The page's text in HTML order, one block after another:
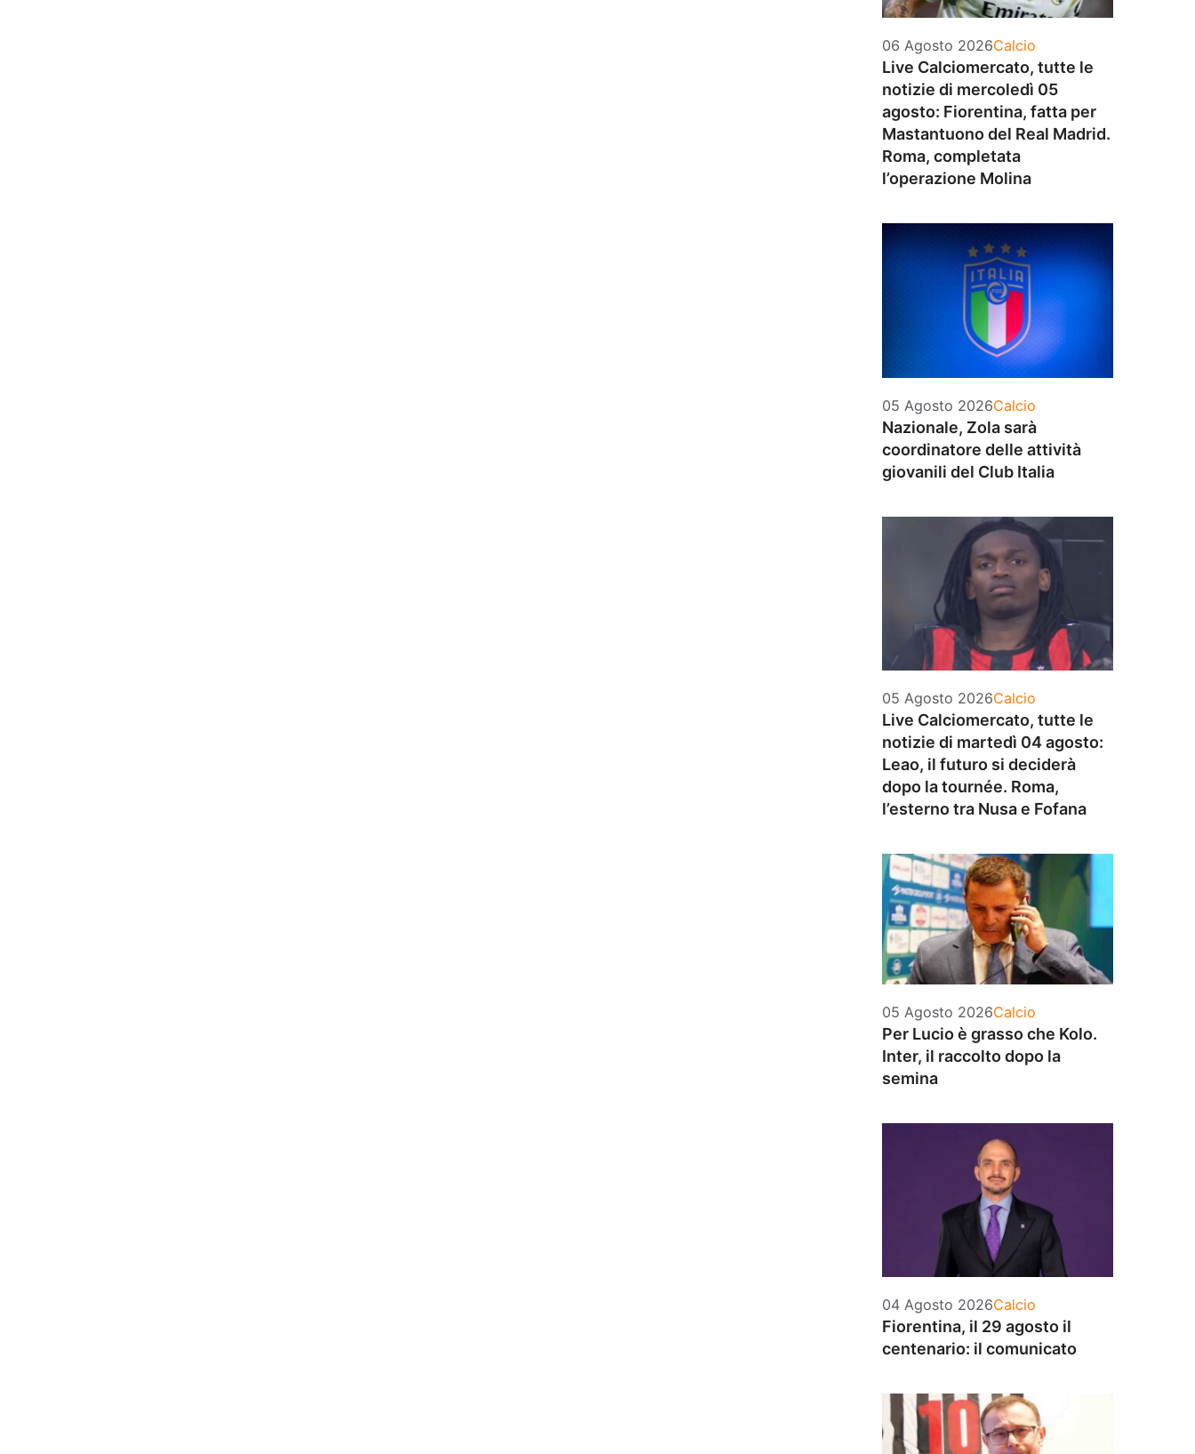
06 Agosto 2026Categorie
Calcio
Live Calciomercato, tutte le
notizie di mercoledì 05
agosto: Fiorentina, fatta per
Mastantuono del Real Madrid.
Roma, completata
l’operazione Molina
05 Agosto 2026Categorie
Calcio
Nazionale, Zola sarà
coordinatore delle attività
giovanili del Club Italia
05 Agosto 2026Categorie
Calcio
Live Calciomercato, tutte le
notizie di martedì 04 agosto:
Leao, il futuro si deciderà
dopo la tournée. Roma,
l’esterno tra Nusa e Fofana
05 Agosto 2026Categorie
Calcio
Per Lucio è grasso che Kolo.
Inter, il raccolto dopo la
semina
04 Agosto 2026Categorie
Calcio
Fiorentina, il 29 agosto il
centenario: il comunicato